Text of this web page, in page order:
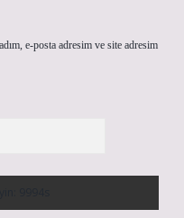
e-posta adresim ve site adresim